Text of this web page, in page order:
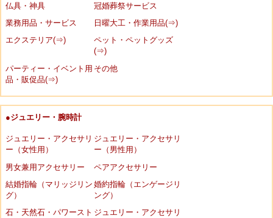
仏具・神具
冠婚葬祭サービス
業務用品・サービス
日曜大工・作業用品(⇒)
エクステリア(⇒)
ペット・ペットグッズ
(⇒)
パーティー・イベント用
品・販促品(⇒)
その他
●ジュエリー・腕時計
ジュエリー・アクセサリ
ー（女性用）
ジュエリー・アクセサリ
ー（男性用）
男女兼用アクセサリー
ペアアクセサリー
結婚指輪（マリッジリン
グ）
婚約指輪（エンゲージリ
ング）
石・天然石・パワースト ジュエリー・アクセサリ